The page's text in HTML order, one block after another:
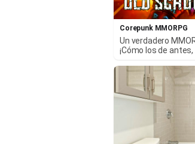
Corepunk MMORPG
Un verdadero
¡Cómo los de